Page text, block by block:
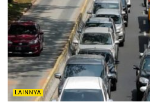
LAINNYA